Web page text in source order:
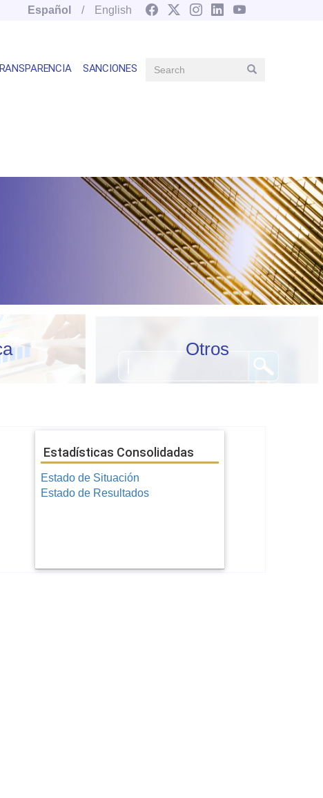
Español English
SANCIONES Search Search
Otros
Estadísticas Consolidadas
Estado de Situación
Estado de Resultados
en esta página electrónica.